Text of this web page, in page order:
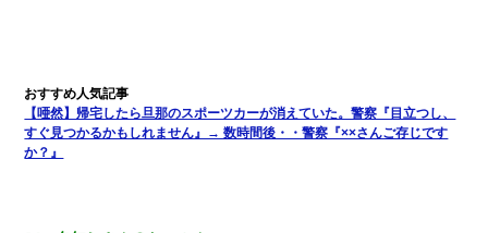
【唖然】帰宅したら旦那のスポーツカーが消えていた。警察『目立つし、
すぐ見つかるかもしれません』→ 数時間後・・警察『××さんご存じです
か？』